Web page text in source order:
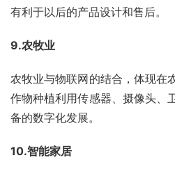
有利于以后的产品设计和售后。
9.农牧业
农牧业与物联网的结合，体现在
作物种植利用传感器、摄像头、
备的数字化发展。
10.智能家居